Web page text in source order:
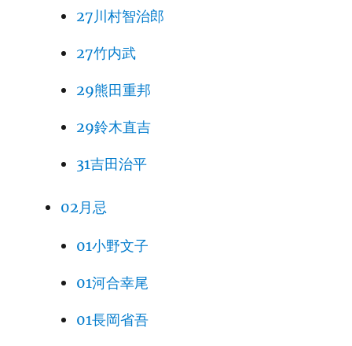
27川村智治郎
27竹内武
29熊田重邦
29鈴木直吉
31吉田治平
02月忌
01小野文子
01河合幸尾
01長岡省吾